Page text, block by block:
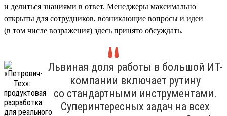
и делиться знаниями в ответ. Менеджеры максимально
открыты для сотрудников, возникающие вопросы и идеи
(в том числе возражения) здесь принято обсуждать.
Львиная доля работы в большой ИТ-
компании включает рутину
со стандартными инструментами.
Суперинтересных задач на всех